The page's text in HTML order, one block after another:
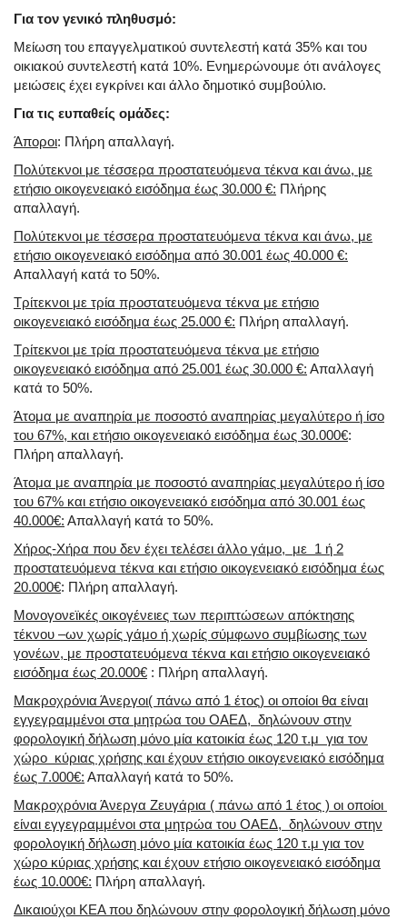
Για τον γενικό πληθυσμό:
Μείωση του επαγγελματικού συντελεστή κατά 35% και του
οικιακού συντελεστή κατά 10%. Ενημερώνουμε ότι ανάλογες
μειώσεις έχει εγκρίνει και άλλο δημοτικό συμβούλιο.
Για τις ευπαθείς ομάδες:
Άποροι: Πλήρη απαλλαγή.
Πολύτεκνοι με τέσσερα προστατευόμενα τέκνα και άνω, με
ετήσιο οικογενειακό εισόδημα έως 30.000 €: Πλήρης
απαλλαγή.
Πολύτεκνοι με τέσσερα προστατευόμενα τέκνα και άνω, με
ετήσιο οικογενειακό εισόδημα από 30.001 έως 40.000 €:
Απαλλαγή κατά το 50%.
Τρίτεκνοι με τρία προστατευόμενα τέκνα με ετήσιο
οικογενειακό εισόδημα έως 25.000 €: Πλήρη απαλλαγή.
Τρίτεκνοι με τρία προστατευόμενα τέκνα με ετήσιο
οικογενειακό εισόδημα από 25.001 έως 30.000 €: Απαλλαγή
κατά το 50%.
Άτομα με αναπηρία με ποσοστό αναπηρίας μεγαλύτερο ή ίσο
του 67%, και ετήσιο οικογενειακό εισόδημα έως 30.000€:
Πλήρη απαλλαγή.
Άτομα με αναπηρία με ποσοστό αναπηρίας μεγαλύτερο ή ίσο
του 67% και ετήσιο οικογενειακό εισόδημα από 30.001 έως
40.000€: Απαλλαγή κατά το 50%.
Χήρος-Χήρα που δεν έχει τελέσει άλλο γάμο, με 1 ή 2
προστατευόμενα τέκνα και ετήσιο οικογενειακό εισόδημα έως
20.000€: Πλήρη απαλλαγή.
Μονογονεϊκές οικογένειες των περιπτώσεων απόκτησης
τέκνου –ων χωρίς γάμο ή χωρίς σύμφωνο συμβίωσης των
γονέων, με προστατευόμενα τέκνα και ετήσιο οικογενειακό
εισόδημα έως 20.000€ : Πλήρη απαλλαγή.
Μακροχρόνια Άνεργοι( πάνω από 1 έτος) οι οποίοι θα είναι
εγγεγραμμένοι στα μητρώα του ΟΑΕΔ, δηλώνουν στην
φορολογική δήλωση μόνο μία κατοικία έως 120 τ.μ για τον
χώρο κύριας χρήσης και έχουν ετήσιο οικογενειακό εισόδημα
έως 7.000€: Απαλλαγή κατά το 50%.
Μακροχρόνια Άνεργα Ζευγάρια ( πάνω από 1 έτος ) οι οποίοι
είναι εγγεγραμμένοι στα μητρώα του ΟΑΕΔ, δηλώνουν στην
φορολογική δήλωση μόνο μία κατοικία έως 120 τ.μ για τον
χώρο κύριας χρήσης και έχουν ετήσιο οικογενειακό εισόδημα
έως 10.000€: Πλήρη απαλλαγή.
Δικαιούχοι ΚΕΑ που δηλώνουν στην φορολογική δήλωση μόνο